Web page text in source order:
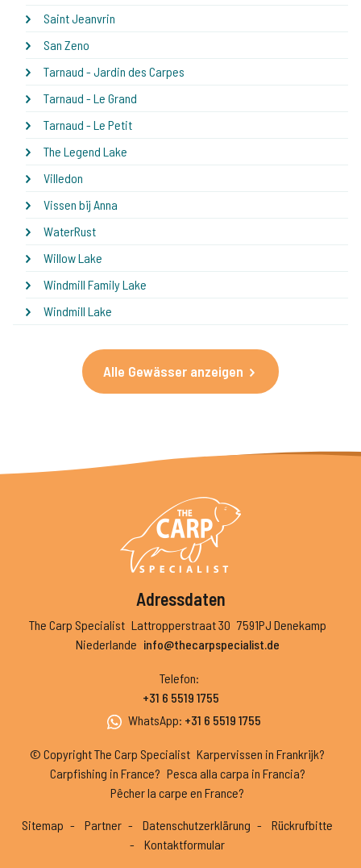
Saint Jeanvrin
San Zeno
Tarnaud - Jardin des Carpes
Tarnaud - Le Grand
Tarnaud - Le Petit
The Legend Lake
Villedon
Vissen bij Anna
WaterRust
Willow Lake
Windmill Family Lake
Windmill Lake
Alle Gewässer anzeigen
Adressdaten
The Carp Specialist Lattropperstraat 30 7591PJ Denekamp
Niederlande info@thecarpspecialist.de
Telefon:
+31 6 5519 1755
WhatsApp: +31 6 5519 1755
© Copyright The Carp Specialist Karpervissen in Frankrijk?
Carpfishing in France? Pesca alla carpa in Francia?
Pêcher la carpe en France?
Sitemap Partner Datenschutzerklärung
Rückrufbitte
Kontaktformular